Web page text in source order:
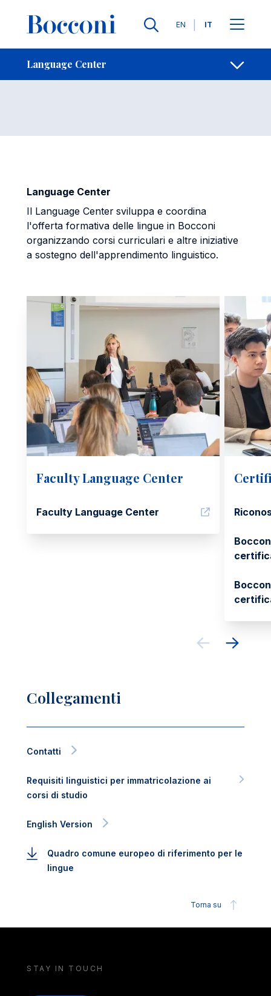
Lingue
EN IT
Language Center
Briciole di pane
Language Center
Language Center
Il Language Center sviluppa e coordina
l'offerta formativa delle lingue in Bocconi
organizzando corsi curriculari e altre iniziative
a sostegno dell'apprendimento linguistico.
Faculty Language Center
Faculty Language Center
Collegamenti
Contatti
Requisiti linguistici per immatricolazione ai
corsi di studio
English Version
Quadro comune europeo di riferimento per le
lingue
Torna su
STAY IN TOUCH